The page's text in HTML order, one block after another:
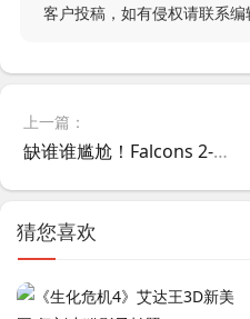
客户投稿，如有侵权请联系编
上一篇：
缺谁谁尴尬！Falcons 2-0碾压NRG斩获BLAST鹿特丹2026开门红
猜您喜欢